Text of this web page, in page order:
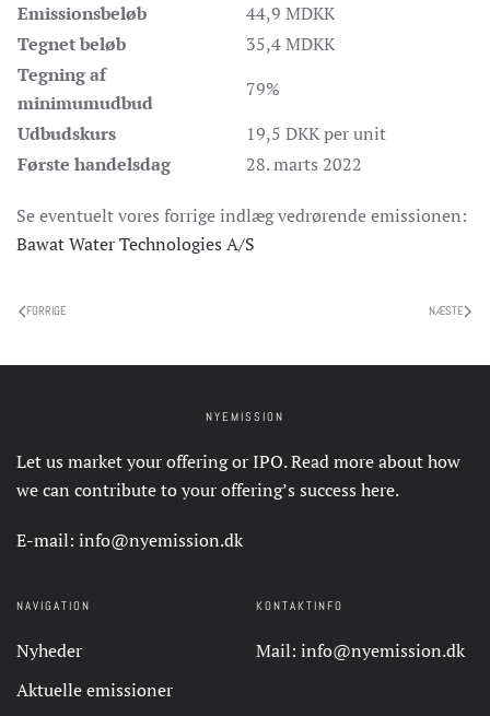
Emissionsbeløb
44,9 MDKK
Tegnet beløb
35,4 MDKK
Tegning af
minimumudbud
79%
Udbudskurs
19,5 DKK per unit
Første handelsdag
28. marts 2022
Se eventuelt vores forrige indlæg vedrørende emissionen:
Bawat Water Technologies A/S
FORRIGE NÆSTE
NYEMISSION
Let us market your offering or IPO. Read more about how
we can contribute to your offering’s success here.
E-mail: info@nyemission.dk
NAVIGATION
Nyheder
Aktuelle emissioner
KONTAKTINFO
Mail: info@nyemission.dk